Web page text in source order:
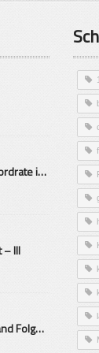
Alarmierende Selbstmordrate in Kärnten
– III
Mittelstand – Fit fürs Land Folge 9- Konditor